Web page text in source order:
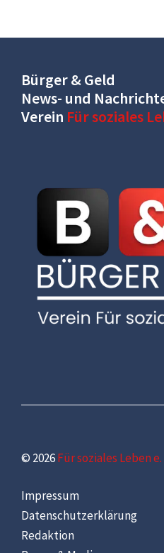
Bürger & Geld
News- und
Verein Für soziales
© 2026Für soziales Leben e.
Impressum
Datenschutzerklärung
Redaktion